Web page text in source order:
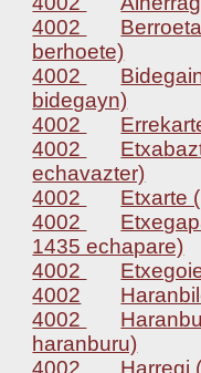
4002
berhoete)
4002
bidegayn)
4002
4002
echavazter)
4002
Etxarte
4002
1435 echapare)
4002
4002
4002
haranburu)